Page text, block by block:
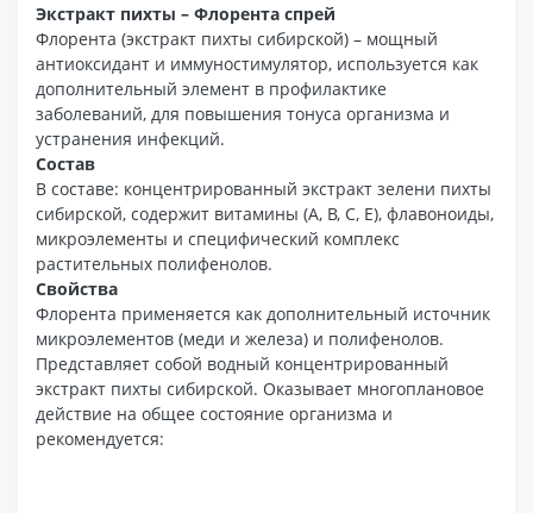
Экстракт пихты – Флорента спрей
Флорента (экстракт пихты сибирской) – мощный
антиоксидант и иммуностимулятор, используется как
дополнительный элемент в профилактике
заболеваний, для повышения тонуса организма и
устранения инфекций.
Состав
В составе: концентрированный экстракт зелени пихты
сибирской, содержит витамины (А, В, С, Е), флавоноиды,
микроэлементы и специфический комплекс
растительных полифенолов.
Свойства
Флорента применяется как дополнительный источник
микроэлементов (меди и железа) и полифенолов.
Представляет собой водный концентрированный
экстракт пихты сибирской. Оказывает многоплановое
действие на общее состояние организма и
рекомендуется: